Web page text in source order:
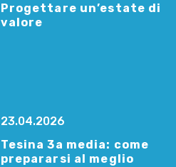
Progettare un’estate di
valore
23.04.2026
Tesina 3a media: come
prepararsi al meglio